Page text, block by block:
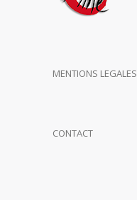
MENTIONS LEGALES
CONTACT